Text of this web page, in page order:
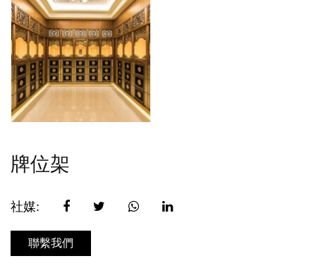
牌位架
社媒:
聯繫我們